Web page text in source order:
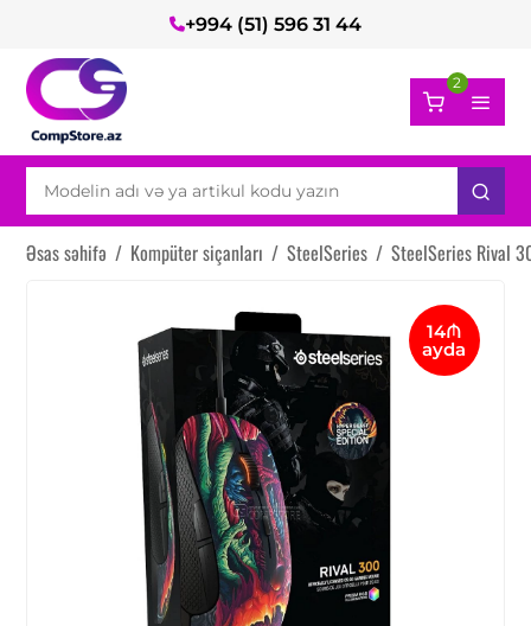
+994 (51) 596 31 44
2
Əsas səhifə / Kompüter siçanları / SteelSeries / SteelSeries Rival
14₼
ayda